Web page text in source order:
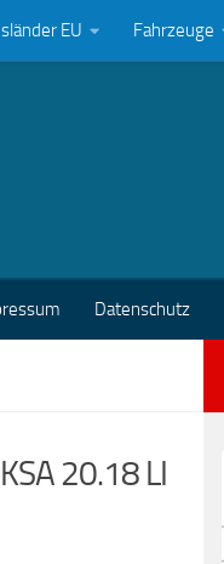
EU Fahrzeuge
Datenschutz
20.18 LI